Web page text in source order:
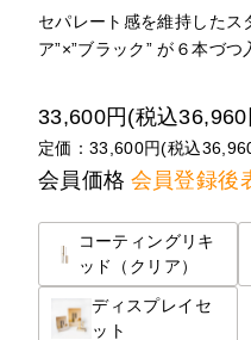
セパレート感を維持したス
ア”×”ブラック” が６本づ
33,600円(税込36,960
定価：33,600円(税込
会員価格 会員登録後
コーティングリキ
ッド（クリア）
ディスプレイセ
ット